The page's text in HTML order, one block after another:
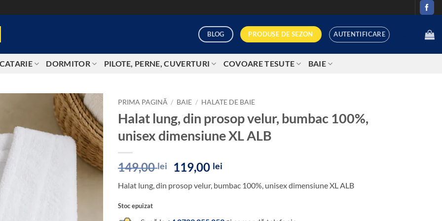
BLOG PRODUSE DE SEZON AUTENTIFICARE
DORMITOR PILOTE, PERNE, CUVERTURI COVOARE TESUTE BAIE
Add to
wishlist
PRIMA PAGINĂ / BAIE / HALATE DE BAIE
Halat lung, din prosop velur, bumbac 100%,
unisex dimensiune XL ALB
149,00lei
Prețul
inițial
a
119,00 lei
este:
Halat lung, din prosop velur, bumbac 100%, unisex dimensiune XL ALB
Stoc epuizat